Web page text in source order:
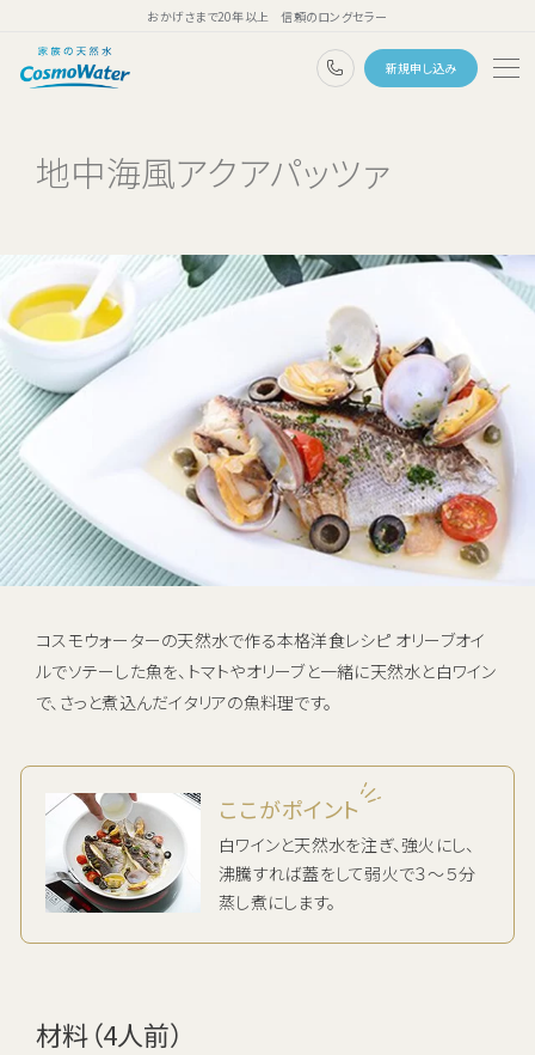
おかげさまで20年以上 信頼のロングセラー
0120-1132-99
新規申し込み
ウォーターサーバー
コスモウォーターのこだわり
天然水のある暮らし
ユーザーボイス
よくあるご質問
料金・ご利用案内
キャンペーン
ご利用中のお客さま
資料請求
資料ダウンロード
企業情報
初期費用 ＋ サーバーレンタル ＋ 送料
地中海風アクアパッツァ
コスモウォーターの天然水で作る本格洋食レシピ オリーブオイ
ルでソテーした魚を、トマトやオリーブと一緒に天然水と白ワイン
で、さっと煮込んだイタリアの魚料理です。
ここがポイント
白ワインと天然水を注ぎ、強火にし、
沸騰すれば蓋をして弱火で３～５分
蒸し煮にします。
材料（4人前）